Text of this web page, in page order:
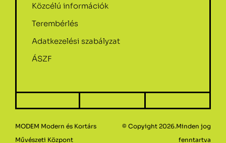
Közcélú információk
Terembérlés
Adatkezelési szabályzat
ÁSZF
MODEM Modern és Kortárs
Művészeti Központ
© Copyight 2026.Minden jog
fenntartva